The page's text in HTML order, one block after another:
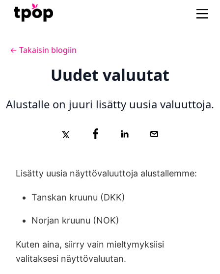
← Takaisin blogiin
Uudet valuutat
Alustalle on juuri lisätty uusia valuuttoja.
Lisätty uusia näyttövaluuttoja alustallemme:
Tanskan kruunu (DKK)
Norjan kruunu (NOK)
Kuten aina, siirry vain mieltymyksiisi
valitaksesi näyttövaluutan.